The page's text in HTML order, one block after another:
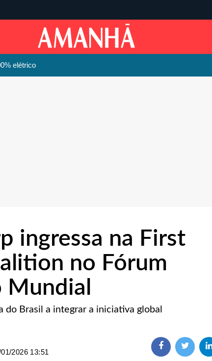
elétrico
ingressa na First
no Fórum
Mundial
do Brasil a integrar a iniciativa global
2026 13:51